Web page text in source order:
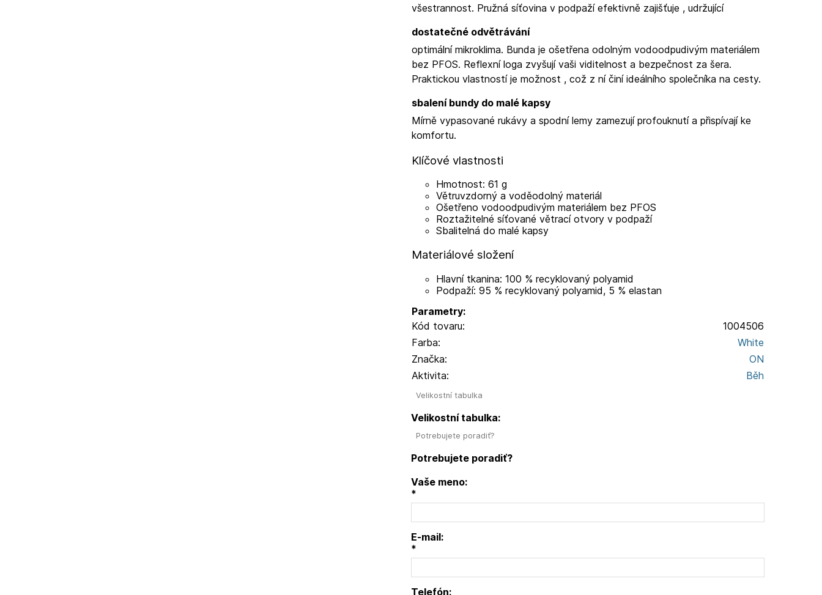
všestrannost. Pružná síťovina v podpaží efektivně zajišťuje
dostatečné odvětrávání
, udržující
optimální mikroklima. Bunda je ošetřena odolným vodoodpudivým materiálem
bez PFOS. Reflexní loga zvyšují vaši viditelnost a bezpečnost za šera.
Praktickou vlastností je možnost
sbalení bundy do malé kapsy
, což z ní činí ideálního společníka na cesty.
Mírně vypasované rukávy a spodní lemy zamezují profouknutí a přispívají ke
komfortu.
Klíčové vlastnosti
Hmotnost: 61 g
Větruvzdorný a voděodolný materiál
Ošetřeno vodoodpudivým materiálem bez PFOS
Roztažitelné síťované větrací otvory v podpaží
Sbalitelná do malé kapsy
Materiálové složení
Hlavní tkanina: 100 % recyklovaný polyamid
Podpaží: 95 % recyklovaný polyamid, 5 % elastan
Parametry:
Kód tovaru:
1004506
Farba:
White
Značka:
ON
Aktivita:
Běh
Velikostní tabulka
Velikostní tabulka:
Potrebujete poradiť?
Potrebujete poradiť?
Vaše meno:
*
E-mail:
*
Telefón: